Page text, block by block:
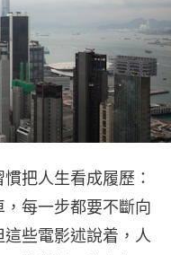
把人生看成履歷：
每一步都要不斷向
些電影述說着，人